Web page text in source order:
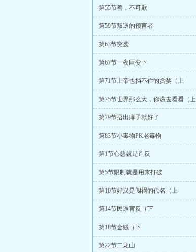
第55节善，不可欺
第59节叛逆的预言者
第63节突袭
第67节一夜巨变下
第71节上帝也挡不住的贪婪（上
第75节世界那么大，你该去看看（上
第79节捂出痱子就好了
第83节小毒物PK老毒物
第1节心慈就是造反
第5节限制就是用来打破
第10节好汉是闯祸的代名（上
第14节民逼官反（下
第18节金贼（下
第22节二龙山